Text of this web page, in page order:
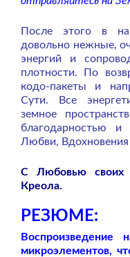
После этого в
довольно нежные,
энергий и
плотности. По
кодо-пакеты и
Сути. Все
земное
благодарностью
Любви, Вдохновения
С Любовью своих
Креола.
РЕЗЮМЕ:
Воспроизведение
микроэлементов,